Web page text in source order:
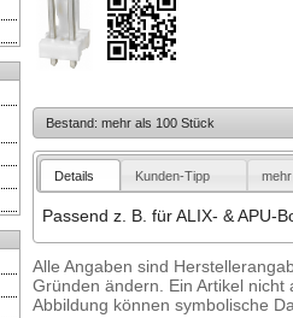
Bestand: mehr als 100 Stück
Details Kunden-Tipp
Passend z. B. für ALIX- & APU-
Alle Angaben sind
Gründen ändern. Ein Artikel
Abbildung können symbolische